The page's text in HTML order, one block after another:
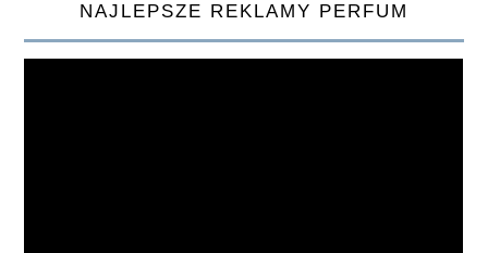
NAJLEPSZE REKLAMY PERFUM